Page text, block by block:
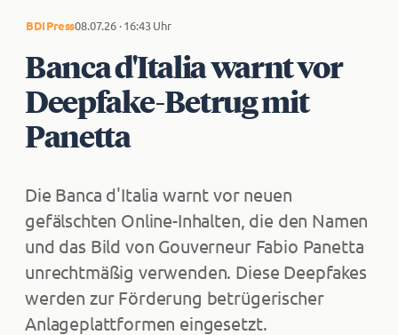
BDIPress08.07.26 · 16:43 Uhr
Banca d'Italia warnt vor
Deepfake-Betrug mit
Panetta
Die Banca d'Italia warnt vor neuen
gefälschten Online-Inhalten, die den Namen
und das Bild von Gouverneur Fabio Panetta
unrechtmäßig verwenden. Diese Deepfakes
werden zur Förderung betrügerischer
Anlageplattformen eingesetzt.